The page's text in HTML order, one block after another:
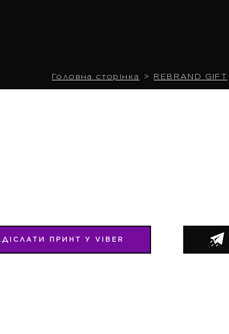
Головна сторінка REBRAND GIFT
ПРИНТ У VIBER